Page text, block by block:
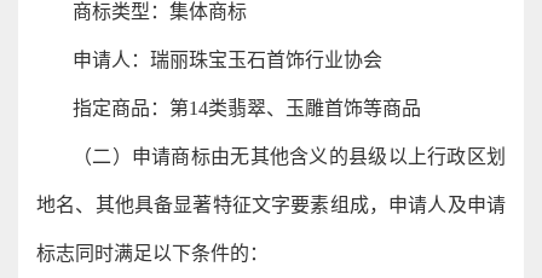
商标类型：集体商标
申请人：瑞丽珠宝玉石首饰行业协会
指定商品：第14类翡翠、玉雕首饰等商品
（二）申请商标由无其他含义的县级以上行政区划
地名、其他具备显著特征文字要素组成，申请人及申请
标志同时满足以下条件的：